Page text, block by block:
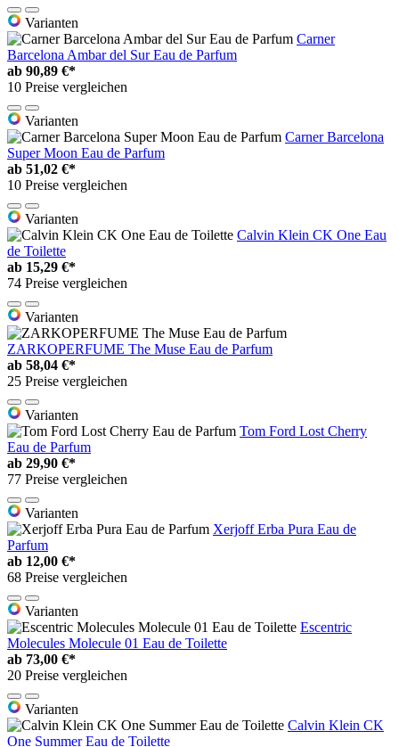
Varianten
Carner
Barcelona Ambar del Sur Eau de Parfum
ab 90,89 €*
10 Preise vergleichen
Varianten
Carner Barcelona
Super Moon Eau de Parfum
ab 51,02 €*
10 Preise vergleichen
Varianten
Calvin Klein CK One Eau
de Toilette
ab 15,29 €*
74 Preise vergleichen
Varianten
ZARKOPERFUME The Muse Eau de Parfum
ab 58,04 €*
25 Preise vergleichen
Varianten
Tom Ford Lost Cherry
Eau de Parfum
ab 29,90 €*
77 Preise vergleichen
Varianten
Xerjoff Erba Pura Eau de
Parfum
ab 12,00 €*
68 Preise vergleichen
Varianten
Escentric
Molecules Molecule 01 Eau de Toilette
ab 73,00 €*
20 Preise vergleichen
Varianten
Calvin Klein CK
One Summer Eau de Toilette